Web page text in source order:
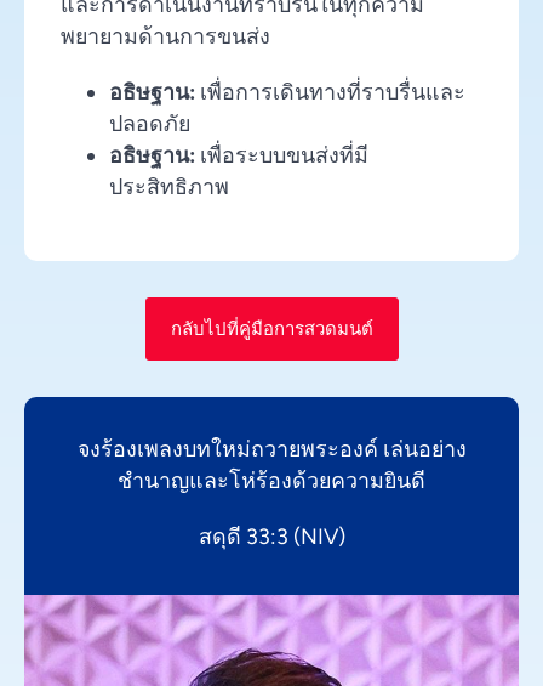
พยายามด้านการขนส่ง
อธิษฐาน: เพื่อการเดินทางที่ราบรื่นและ
ปลอดภัย
อธิษฐาน: เพื่อระบบขนส่งที่มี
ประสิทธิภาพ
กลับไปที่คู่มือการสวดมนต์
จงร้องเพลงบทใหม่ถวายพระองค์ เล่นอย่าง
ชำนาญและโห่ร้องด้วยความยินดี
สดุดี 33:3 (NIV)